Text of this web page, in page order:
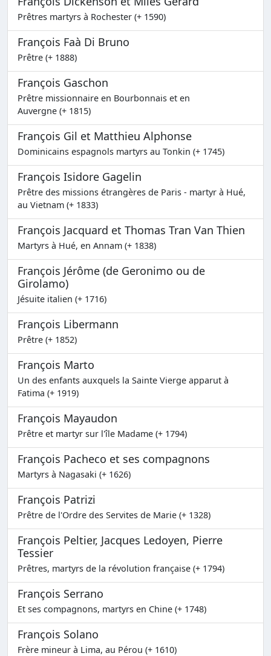
Prêtres martyrs à Rochester (+ 1590)
François Faà Di Bruno
Prêtre (+ 1888)
François Gaschon
Prêtre missionnaire en Bourbonnais et en
Auvergne (+ 1815)
François Gil et Matthieu Alphonse
Dominicains espagnols martyrs au Tonkin (+ 1745)
François Isidore Gagelin
Prêtre des missions étrangères de Paris - martyr à Hué,
au Vietnam (+ 1833)
François Jacquard et Thomas Tran Van Thien
Martyrs à Hué, en Annam (+ 1838)
François Jérôme (de Geronimo ou de
Girolamo)
Jésuite italien (+ 1716)
François Libermann
Prêtre (+ 1852)
François Marto
Un des enfants auxquels la Sainte Vierge apparut à
Fatima (+ 1919)
François Mayaudon
Prêtre et martyr sur l'île Madame (+ 1794)
François Pacheco et ses compagnons
Martyrs à Nagasaki (+ 1626)
François Patrizi
Prêtre de l'Ordre des Servites de Marie (+ 1328)
François Peltier, Jacques Ledoyen, Pierre
Tessier
Prêtres, martyrs de la révolution française (+ 1794)
François Serrano
Et ses compagnons, martyrs en Chine (+ 1748)
François Solano
Frère mineur à Lima, au Pérou (+ 1610)